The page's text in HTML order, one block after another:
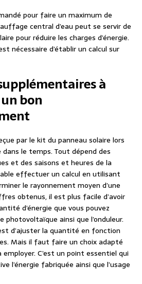
pour faire un maximum de
central d’eau peut se servir de
pour réduire les charges d’énergie.
nécessaire d’établir un calcul sur
à
bon
par le kit du panneau solaire lors
dans le temps. Tout dépend des
et des saisons et heures de la
effectuer un calcul en utilisant
le rayonnement moyen d’une
obtenus, il est plus facile d’avoir
d’énergie que vous pouvez
photovoltaïque ainsi que l’onduleur.
d’ajuster la quantité en fonction
Mais il faut faire un choix adapté
C’est un point essentiel qui
l’énergie fabriquée ainsi que l’usage